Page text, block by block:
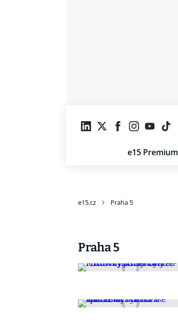
e15 Premium
e15.cz Praha 5
Praha 5